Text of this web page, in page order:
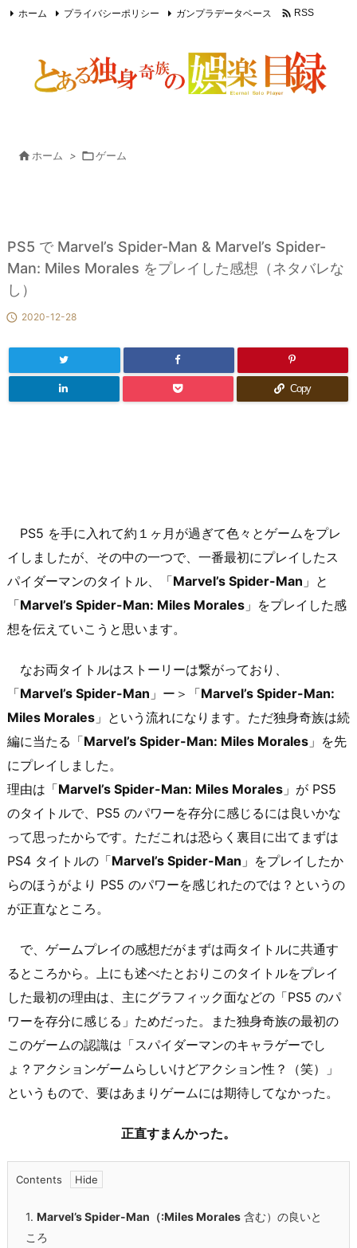
ホーム プライバシーポリシー ガンプラデータベース  RSS
ホーム > ゲーム
PS5 で Marvel’s Spider-Man & Marvel’s Spider-
Man: Miles Morales をプレイした感想（ネタバレな
し）
 2020-12-28
Copy
PS5 を手に入れて約１ヶ月が過ぎて色々とゲームをプレ
イしましたが、その中の一つで、一番最初にプレイしたス
パイダーマンのタイトル、「Marvel’s Spider-Man 」と
「Marvel’s Spider-Man: Miles Morales 」をプレイした感
想を伝えていこうと思います。
なお両タイトルはストーリーは繋がっており、
「Marvel’s Spider-Man 」ー＞「Marvel’s Spider-Man:
Miles Morales 」という流れになります。ただ独身奇族は続
編に当たる「Marvel’s Spider-Man: Miles Morales 」を先
にプレイしました。
理由は「Marvel’s Spider-Man: Miles Morales 」が PS5
のタイトルで、PS5 のパワーを存分に感じるには良いかな
って思ったからです。ただこれは恐らく裏目に出てまずは
PS4 タイトルの「Marvel’s Spider-Man 」をプレイしたか
らのほうがより PS5 のパワーを感じれたのでは？というの
が正直なところ。
で、ゲームプレイの感想だがまずは両タイトルに共通す
るところから。上にも述べたとおりこのタイトルをプレイ
した最初の理由は、主にグラフィック面などの「PS5 のパ
ワーを存分に感じる」ためだった。また独身奇族の最初の
このゲームの認識は「スパイダーマンのキャラゲーでし
ょ？アクションゲームらしいけどアクション性？（笑）」
というもので、要はあまりゲームには期待してなかった。
正直すまんかった。
Contents
1. Marvel’s Spider-Man（:Miles Morales 含む）の良いと
ころ